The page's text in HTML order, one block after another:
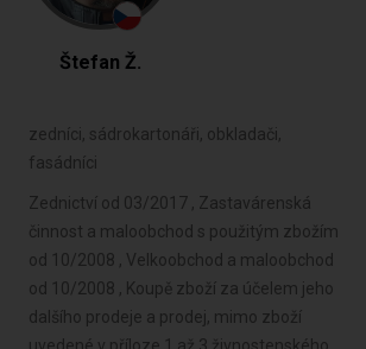
Štefan Ž.
zedníci, sádrokartonáři, obkladači,
fasádníci
Zednictví od 03/2017 , Zastavárenská
činnost a maloobchod s použitým zbožím
od 10/2008 , Velkoobchod a maloobchod
od 10/2008 , Koupě zboží za účelem jeho
dalšího prodeje a prodej, mimo zboží